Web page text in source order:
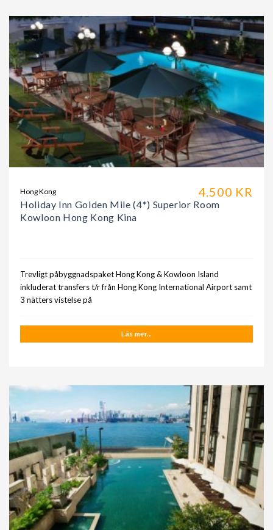
4.500 KR
Hong Kong
Holiday Inn Golden Mile (4*) Superior Room
Kowloon Hong Kong Kina
Trevligt påbyggnadspaket Hong Kong & Kowloon Island
inkluderat transfers t/r från Hong Kong International Airport samt
3 nätters vistelse på
Läs mer...